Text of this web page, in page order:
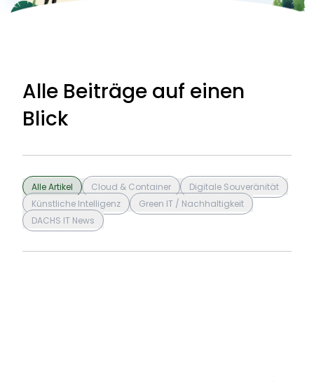
Alle Beiträge auf einen
Blick
Alle Artikel Cloud & Container
Digitale Souveränität
Künstliche Intelligenz
Green IT / Nachhaltigkeit
DACHS IT News